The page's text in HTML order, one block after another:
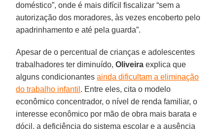
doméstico”, onde é mais difícil fiscalizar “sem a
autorização dos moradores, às vezes encoberto pelo
apadrinhamento e até pela guarda”.
Apesar de o percentual de crianças e adolescentes
trabalhadores ter diminuído,Oliveira explica que
alguns condicionantesainda dificultam a eliminação
do trabalho infantil . Entre eles, cita o modelo
econômico concentrador, o nível de renda familiar, o
interesse econômico por mão de obra mais barata e
dócil, a deficiência do sistema escolar e a ausência